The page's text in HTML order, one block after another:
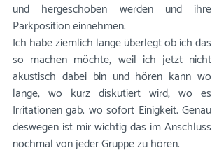
und hergeschoben werden und ihre
Parkposition einnehmen.
Ich habe ziemlich lange überlegt ob ich das
so machen möchte, weil ich jetzt nicht
akustisch dabei bin und hören kann wo
lange, wo kurz diskutiert wird, wo es
Irritationen gab. wo sofort Einigkeit. Genau
deswegen ist mir wichtig das im Anschluss
nochmal von jeder Gruppe zu hören.